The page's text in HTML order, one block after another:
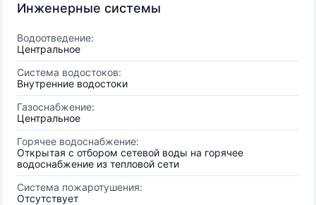
Инженерные системы
Водоотведение:
Центральное
Система водостоков:
Внутренние водостоки
Газоснабжение:
Центральное
Горячее водоснабжение:
Открытая с отбором сетевой воды на горячее
водоснабжение из тепловой сети
Система пожаротушения:
Отсутствует